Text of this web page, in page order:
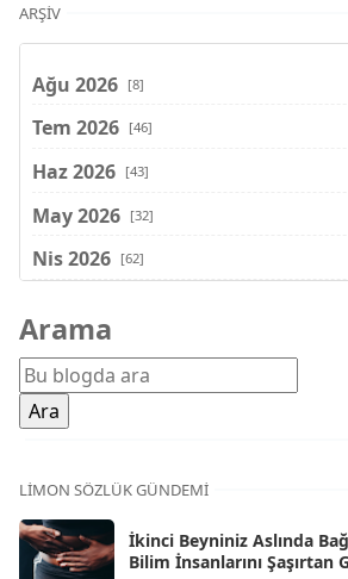
ARŞIV
Ağu 2026 [8]
Tem 2026 [46]
Haz 2026 [43]
May 2026 [32]
Nis 2026 [62]
Şub 2026
Oca 2026 [72]
Ara 2025
Kas 2025
Eki 2025
Eyl 2025 [56]
Arama
LIMON SÖZLÜK GÜNDEMI
İkinci Beyniniz Aslında
Bilim İnsanlarını Şaşırtan